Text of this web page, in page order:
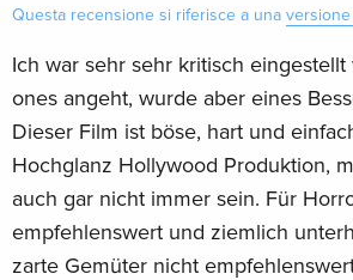
Questa recensione si riferisce a una
Ich war sehr sehr kritisch eingestellt
ones angeht, wurde aber eines
Dieser Film ist böse, hart und
Hochglanz Hollywood Produktion,
auch gar nicht immer sein. Für
empfehlenswert und ziemlich
zarte Gemüter nicht